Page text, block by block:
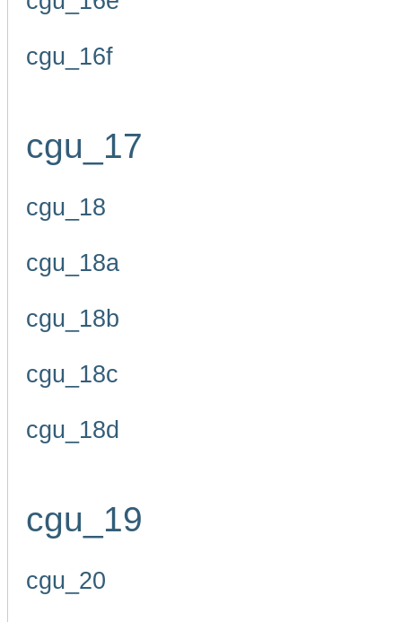
cgu_16f
cgu_17
cgu_18
cgu_18a
cgu_18b
cgu_18c
cgu_18d
cgu_19
cgu_20